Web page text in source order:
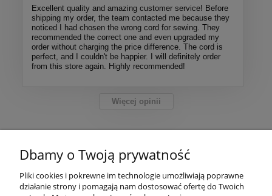
Excellent quality and amazing customer service! Before
shipping my order, the team contacted me because they
noticed I had chosen the wrong cord for sewing. They
recommended the correct one and even upgraded my
order without charging the price difference. The cord is
perfect, and I couldn't be happier. I will definitely order
from this store again. Highly recommended!
Więcej opinii
Moje konto
Dbamy o Twoją prywatność
Pliki cookies i pokrewne im technologie umożliwiają poprawne
działanie strony i pomagają nam dostosować ofertę do Twoich